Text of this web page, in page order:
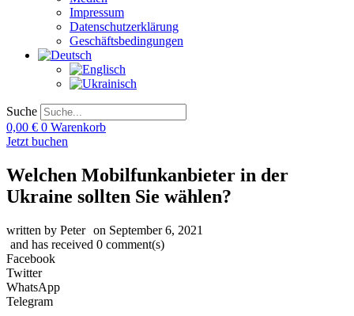
Impressum
Datenschutzerklärung
Geschäftsbedingungen
Suche
0,00 € 0 Warenkorb
Jetzt buchen
Welchen Mobilfunkanbieter in der
Ukraine sollten Sie wählen?
written by Peter on September 6, 2021
and has received 0 comment(s)
Facebook
Twitter
WhatsApp
Telegram